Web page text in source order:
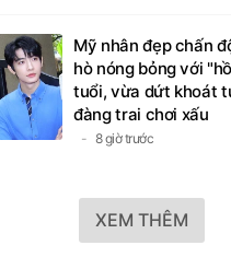
Mỹ nhân đẹp chấn
hò nóng bỏng với
tuổi, vừa dứt khoát
đàng trai chơi xấu
8 giờ trước
XEM THÊM